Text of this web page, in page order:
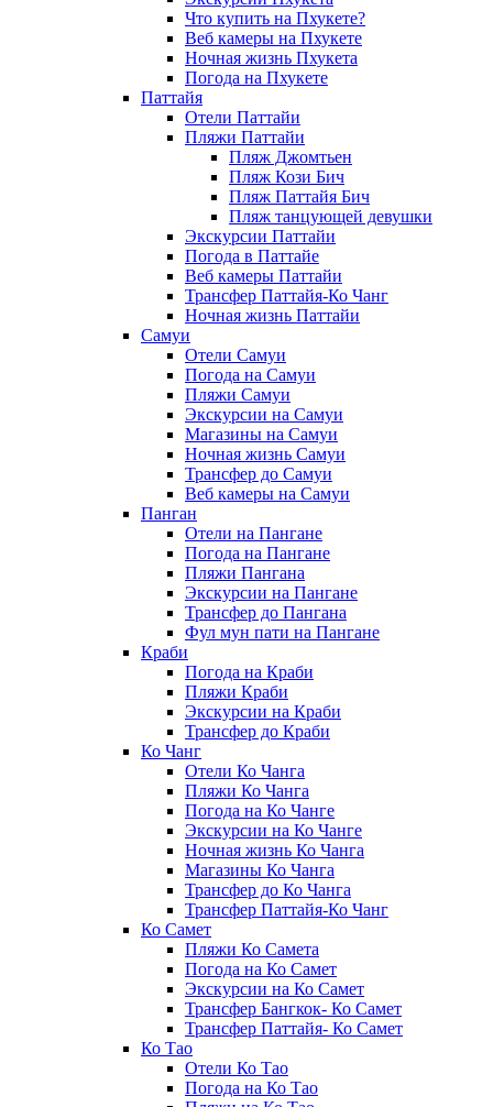
Что купить на Пхукете?
Веб камеры на Пхукете
Ночная жизнь Пхукета
Погода на Пхукете
Паттайя
Отели Паттайи
Пляжи Паттайи
Пляж Джомтьен
Пляж Кози Бич
Пляж Паттайя Бич
Пляж танцующей девушки
Экскурсии Паттайи
Погода в Паттайе
Веб камеры Паттайи
Трансфер Паттайя-Ко Чанг
Ночная жизнь Паттайи
Самуи
Отели Самуи
Погода на Самуи
Пляжи Самуи
Экскурсии на Самуи
Магазины на Самуи
Ночная жизнь Самуи
Трансфер до Самуи
Веб камеры на Самуи
Панган
Отели на Пангане
Погода на Пангане
Пляжи Пангана
Экскурсии на Пангане
Трансфер до Пангана
Фул мун пати на Пангане
Краби
Погода на Краби
Пляжи Краби
Экскурсии на Краби
Трансфер до Краби
Ко Чанг
Отели Ко Чанга
Пляжи Ко Чанга
Погода на Ко Чанге
Экскурсии на Ко Чанге
Ночная жизнь Ко Чанга
Магазины Ко Чанга
Трансфер до Ко Чанга
Трансфер Паттайя-Ко Чанг
Ко Самет
Пляжи Ко Самета
Погода на Ко Самет
Экскурсии на Ко Самет
Трансфер Бангкок- Ко Самет
Трансфер Паттайя- Ко Самет
Ко Тао
Отели Ко Тао
Погода на Ко Тао